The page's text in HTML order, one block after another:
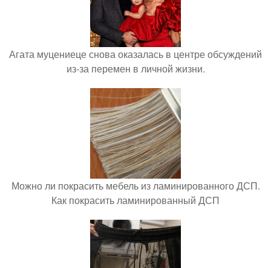
Агата муцениеце снова оказалась в центре обсуждений
из-за перемен в личной жизни.
Можно ли покрасить мебель из ламинированного ДСП.
Как покрасить ламинированный ДСП